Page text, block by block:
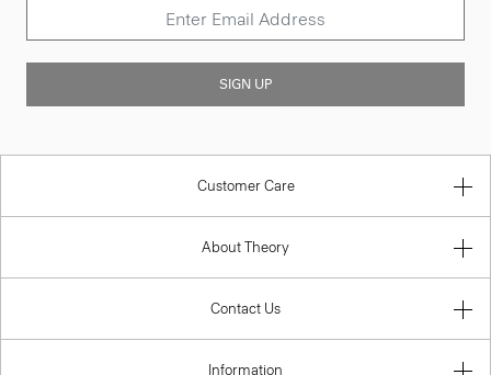
Customer Care
About Theory
Contact Us
Information